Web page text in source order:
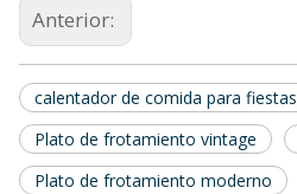
Anterior:
calentador de comida para fiestas
Plato de frotamiento vintage
Plato de frotamiento moderno